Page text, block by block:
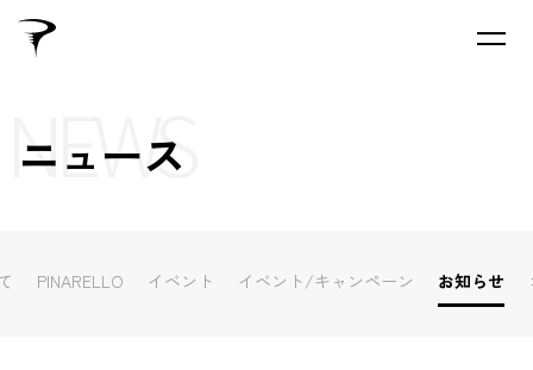
ニュース
NEWS
PINARELLO イベント イベント/キャンペーン お知らせ